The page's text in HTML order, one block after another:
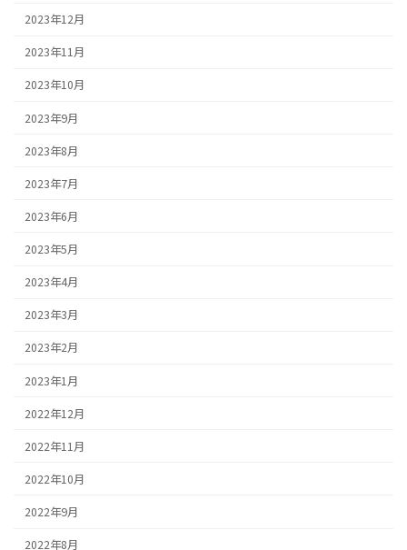
2023年12月
2023年11月
2023年10月
2023年9月
2023年8月
2023年7月
2023年6月
2023年5月
2023年4月
2023年3月
2023年2月
2023年1月
2022年12月
2022年11月
2022年10月
2022年9月
2022年8月